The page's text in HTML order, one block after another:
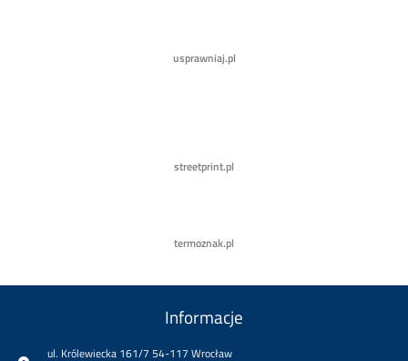
usprawniaj.pl
streetprint.pl
termoznak.pl
Informacje
ul. Królewiecka 161/7 54-117 Wrocław